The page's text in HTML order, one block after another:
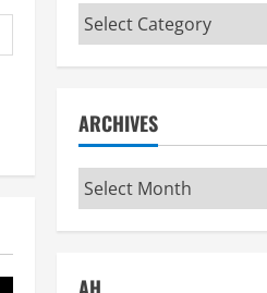
Categories
ARCHIVES
Archives